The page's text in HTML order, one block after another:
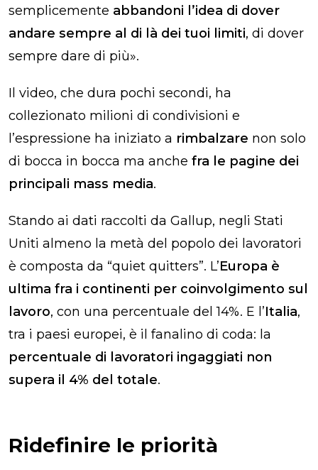
semplicemente abbandoni l’idea di dover
andare sempre al di là dei tuoi limiti, di dover
sempre dare di più».
Il video, che dura pochi secondi, ha
collezionato milioni di condivisioni e
l’espressione ha iniziato a rimbalzare non solo
di bocca in bocca ma anche fra le pagine dei
principali mass media.
Stando ai dati raccolti da Gallup, negli Stati
Uniti almeno la metà del popolo dei lavoratori
è composta da “quiet quitters”. L’Europa è
ultima fra i continenti per coinvolgimento sul
lavoro, con una percentuale del 14%. E l’Italia,
tra i paesi europei, è il fanalino di coda: la
percentuale di lavoratori ingaggiati non
supera il 4% del totale.
Ridefinire le priorità